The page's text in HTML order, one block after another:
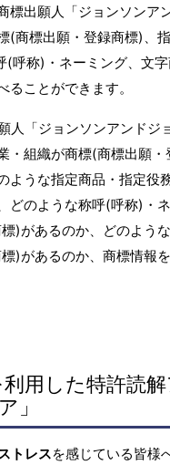
標出願人「ジョンソンア
(商標出願・登録商標)、
(呼称)・ネーミング、文
ことができます。
人「ジョンソンアンドジ
・組織が商標(商標出願
ような指定商品・指定役
どのような称呼(呼称)・
)があるのか、どのよう
)があるのか、商標情報
用した特許読
」
トレスを感じている皆様